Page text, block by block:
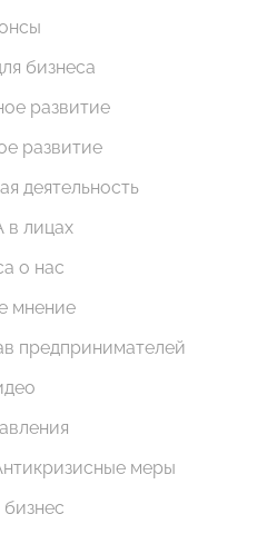
бизнеса
развитие
развитие
деятельность
лицах
о нас
мнение
предпринимателей
меры